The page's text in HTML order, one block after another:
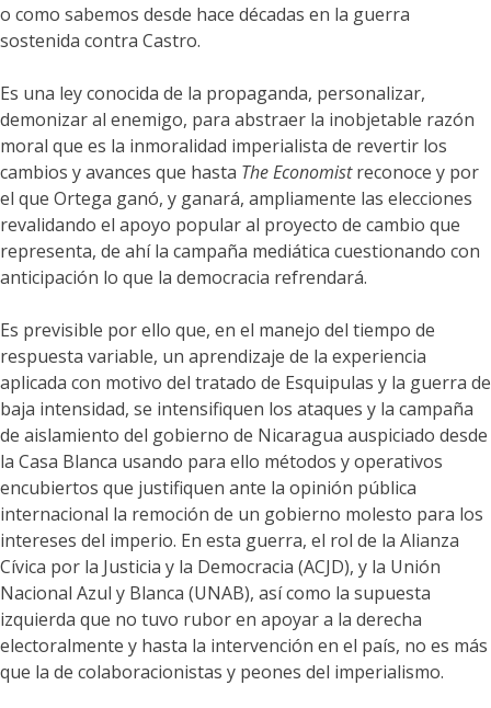
o como sabemos desde hace décadas en la guerra
sostenida contra Castro.
Es una ley conocida de la propaganda, personalizar,
demonizar al enemigo, para abstraer la inobjetable razón
moral que es la inmoralidad imperialista de revertir los
cambios y avances que hasta The Economistreconoce y por
el que Ortega ganó, y ganará, ampliamente las elecciones
revalidando el apoyo popular al proyecto de cambio que
representa, de ahí la campaña mediática cuestionando con
anticipación lo que la democracia refrendará.
Es previsible por ello que, en el manejo del tiempo de
respuesta variable, un aprendizaje de la experiencia
aplicada con motivo del tratado de Esquipulas y la guerra de
baja intensidad, se intensifiquen los ataques y la campaña
de aislamiento del gobierno de Nicaragua auspiciado desde
la Casa Blanca usando para ello métodos y operativos
encubiertos que justifiquen ante la opinión pública
internacional la remoción de un gobierno molesto para los
intereses del imperio. En esta guerra, el rol de la Alianza
Cívica por la Justicia y la Democracia (ACJD), y la Unión
Nacional Azul y Blanca (UNAB), así como la supuesta
izquierda que no tuvo rubor en apoyar a la derecha
electoralmente y hasta la intervención en el país, no es más
que la de colaboracionistas y peones del imperialismo.